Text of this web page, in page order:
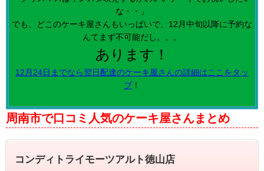
な・・」
でも、どこのケーキ屋さんもいっぱいで、12月中旬以降に予約な
んてまず不可能だし。。。
あります！
12月24日までなら翌日配達のケーキ屋さんの詳細はここをタッ
プ！
周南市で口コミ人気のケーキ屋さんまとめ
コンディトライモーツアルト徳山店